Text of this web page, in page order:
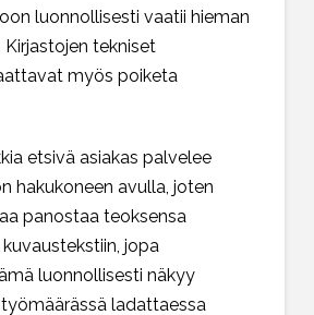
luonnollisesti vaatii hieman
Kirjastojen tekniset
myös poiketa
etsivä asiakas palvelee
hakukoneen avulla, joten
panostaa teoksensa
jopa
luonnollisesti näkyy
ladattaessa